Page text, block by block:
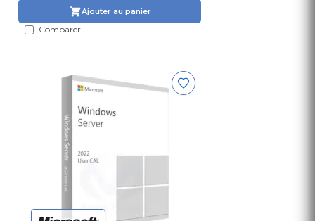
Ajouter au panier
Comparer